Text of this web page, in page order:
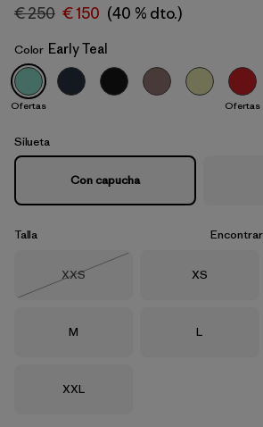
Early Teal
€ 250 € 150 (40 % dto.)
Color Early Teal
Ofertas Ofertas
Silueta
Con capucha
Talla
Talla
XXS
Talla
XS
Talla
M Talla
L
Talla
XXL